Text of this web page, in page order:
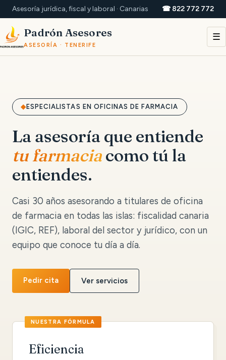
Asesoría jurídica, fiscal y laboral · Canarias ☎ 822 772 772
Padrón Asesores
ASESORÍA · TENERIFE
☰
ESPECIALISTAS EN OFICINAS DE FARMACIA
La asesoría que entiende
tu farmaciacomo tú la
entiendes.
Casi 30 años asesorando a titulares de oficina
de farmacia en todas las islas: fiscalidad canaria
(IGIC, REF), laboral del sector y jurídico, con un
equipo que conoce tu día a día.
Pedir cita Ver servicios
Eficiencia